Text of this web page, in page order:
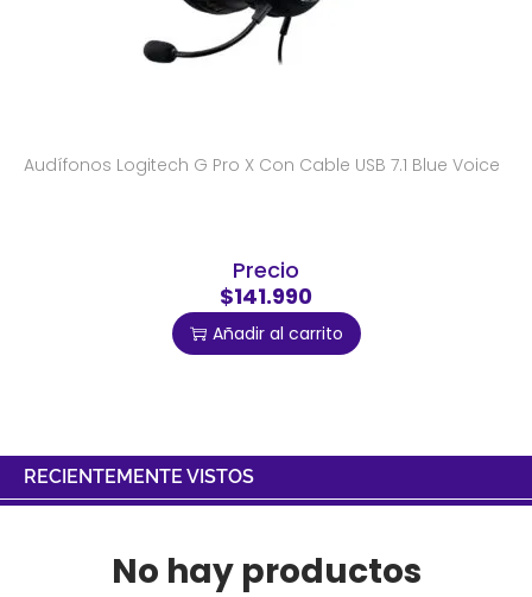
Audífonos Logitech G Pro X Con Cable USB 7.1 Blue Voice
Precio
$141.990
Añadir al carrito
RECIENTEMENTE VISTOS
No hay productos